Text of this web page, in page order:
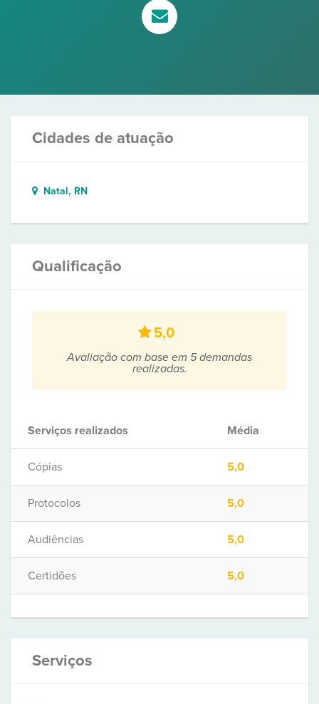
Cidades de atuação
Natal, RN
Qualificação
5,0
Avaliação com base em 5 demandas
realizadas.
Serviços realizados Média
Cópias 5,0
Protocolos 5,0
Audiências 5,0
Certidões 5,0
Serviços